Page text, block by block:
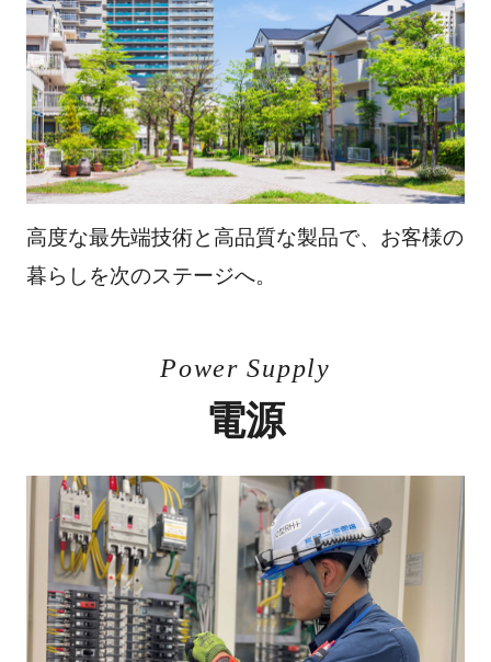
高度な最先端技術と高品質な製品で、お客様の
暮らしを次のステージへ。
Power Supply
電源